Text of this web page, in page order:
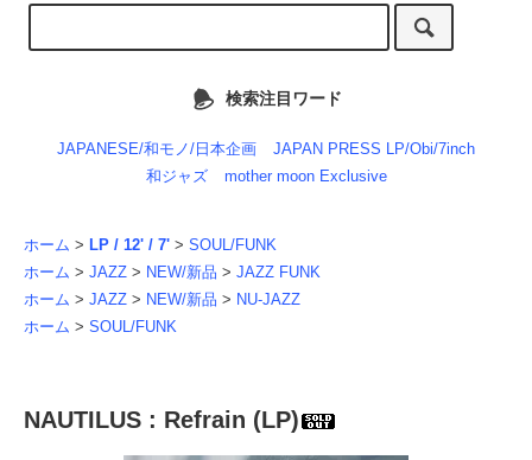
検索注目ワード
JAPANESE/和モノ/日本企画
JAPAN PRESS LP/Obi/7inch
和ジャズ
mother moon Exclusive
ホーム > LP / 12' / 7' > SOUL/FUNK
ホーム > JAZZ > NEW/新品 > JAZZ FUNK
ホーム > JAZZ > NEW/新品 > NU-JAZZ
ホーム > SOUL/FUNK
NAUTILUS : Refrain (LP)